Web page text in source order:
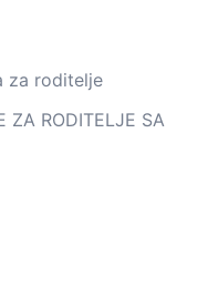
za roditelje
ZA RODITELJE SA